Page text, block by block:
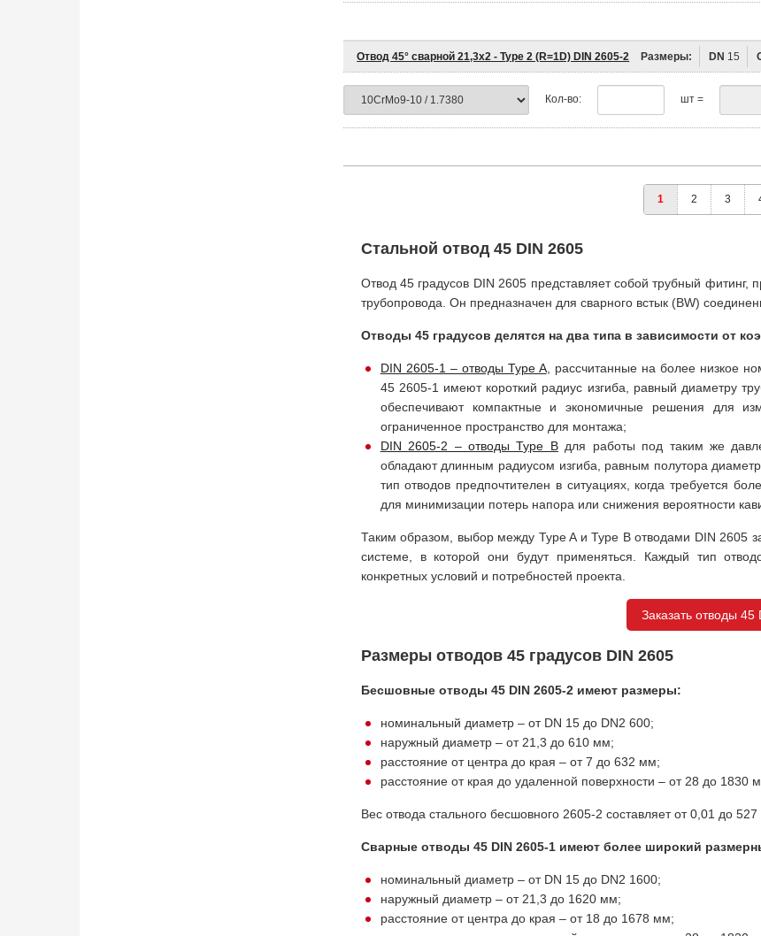
Отвод 45° сварной 21,3х2 - Type 2 (R=1D) DIN 2605-2 Размеры: DN 15
Кол-во: шт =
1 2 3
Стальной отвод 45 DIN 2605
Отвод 45 градусов DIN 2605 представляет собой трубный
трубопровода. Он предназначен для сварного встык (BW)
Отводы 45 градусов делятся на два типа в зависимости от
DIN 2605-1 – отводы Type A, рассчитанные на более низкое
45 2605-1 имеют короткий радиус изгиба, равный диаметру
обеспечивают компактные и экономичные решения для
ограниченное пространство для монтажа;
DIN 2605-2 – отводы Type Bдля работы под таким же
обладают длинным радиусом изгиба, равным полутора
тип отводов предпочтителен в ситуациях, когда требуется
для минимизации потерь напора или снижения вероятности
Таким образом, выбор между Type A и Type B отводами DIN 2605
системе, в которой они будут применяться. Каждый тип
конкретных условий и потребностей проекта.
Заказать отводы 45
Размеры отводов 45 градусов DIN 2605
Бесшовные отводы 45 DIN 2605-2 имеют размеры:
номинальный диаметр – от DN 15 до DN2 600;
наружный диаметр – от 21,3 до 610 мм;
расстояние от центра до края – от 7 до 632 мм;
расстояние от края до удаленной поверхности – от 28 до 1830
Вес отвода стального бесшовного 2605-2 составляет от 0,01 до 527
Сварные отводы 45 DIN 2605-1 имеют более широкий
номинальный диаметр – от DN 15 до DN2 1600;
наружный диаметр – от 21,3 до 1620 мм;
расстояние от центра до края – от 18 до 1678 мм;